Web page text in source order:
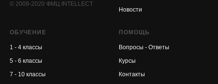
© 2009-2020 ФМЦ INTELLECT
Новости
ОБУЧЕНИЕ
1 - 4 классы
5 - 6 классы
7 - 10 классы
ПОМОЩЬ
Вопросы - Ответы
Курсы
Контакты